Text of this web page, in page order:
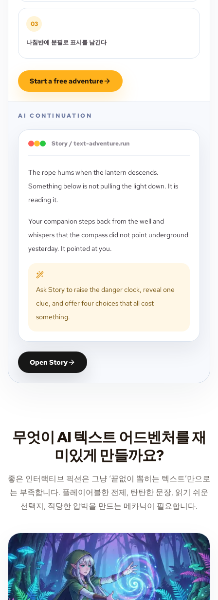
03
나침반에 분필로 표시를 남긴다
Start a free adventure
AI CONTINUATION
Story / text-adventure.run
The rope hums when the lantern descends.
Something below is not pulling the light down. It is
reading it.
Your companion steps back from the well and
whispers that the compass did not point underground
yesterday. It pointed at you.
Ask Story to raise the danger clock, reveal one
clue, and offer four choices that all cost
something.
Open Story
무엇이 AI 텍스트 어드벤처를 재
미있게 만들까요?
좋은 인터랙티브 픽션은 그냥 ‘끝없이 뽑히는 텍스트’만으로
는 부족합니다. 플레이어블한 전제, 탄탄한 문장, 읽기 쉬운
선택지, 적당한 압박을 만드는 메카닉이 필요합니다.